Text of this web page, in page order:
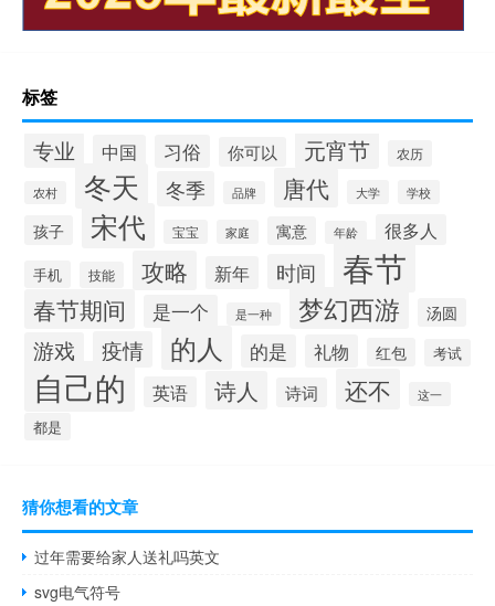
标签
专业 中国 习俗 你可以 元宵节 农历
农村 冬天 冬季 品牌 唐代 大学 学校
孩子 宋代 宝宝 家庭 寓意 年龄 很多人
手机 技能 攻略 新年 时间 春节
春节期间 是一个 是一种 梦幻西游 汤圆
游戏 疫情 的人 的是 礼物 红包 考试
自己的 英语 诗人 诗词 还不 这一
都是
猜你想看的文章
过年需要给家人送礼吗英文
svg电气符号